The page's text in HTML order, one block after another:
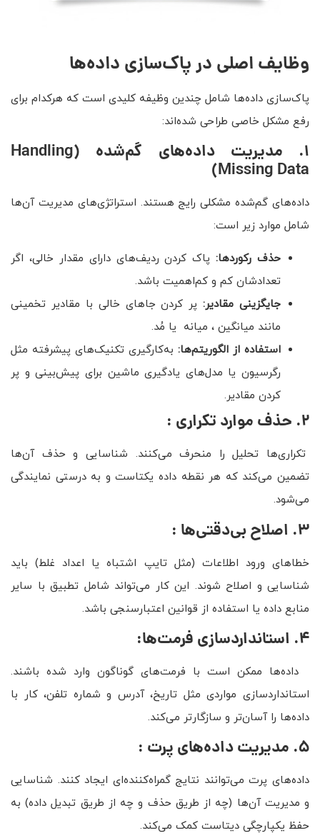
وظایف اصلی در پاک‌سازی داده‌ها
پاک‌سازی داده‌ها شامل چندین وظیفه کلیدی است که هرکدام برای
رفع مشکل خاصی طراحی شده‌اند:
۱. مدیریت داده‌های گم‌شده (Handling
Missing Data)
داده‌های گم‌شده مشکلی رایج هستند. استراتژی‌های مدیریت آن‌ها
شامل موارد زیر است:
حذف رکوردها:پاک کردن ردیف‌های دارای مقدار خالی، اگر
تعدادشان کم و کم‌اهمیت باشد.
جایگزینی مقادیر:پر کردن جاهای خالی با مقادیر تخمینی
مانند میانگین ، میانه یا مُد.
استفاده از الگوریتم‌ها: به‌کارگیری تکنیک‌های پیشرفته مثل
رگرسیون یا مدل‌های یادگیری ماشین برای پیش‌بینی و پر
کردن مقادیر.
۲. حذف موارد تکراری :
تکراری‌ها تحلیل را منحرف می‌کنند. شناسایی و حذف آن‌ها
تضمین می‌کند که هر نقطه داده یکتاست و به درستی نمایندگی
می‌شود.
۳. اصلاح بی‌دقتی‌ها :
خطاهای ورود اطلاعات (مثل تایپ اشتباه یا اعداد غلط) باید
شناسایی و اصلاح شوند. این کار می‌تواند شامل تطبیق با سایر
منابع داده یا استفاده از قوانین اعتبارسنجی باشد.
۴. استانداردسازی فرمت‌ها:
داده‌ها ممکن است با فرمت‌های گوناگون وارد شده باشند.
استانداردسازی مواردی مثل تاریخ، آدرس و شماره تلفن، کار با
داده‌ها را آسان‌تر و سازگارتر می‌کند.
۵. مدیریت داده‌های پرت :
داده‌های پرت می‌توانند نتایج گمراه‌کننده‌ای ایجاد کنند. شناسایی
و مدیریت آن‌ها (چه از طریق حذف و چه از طریق تبدیل داده) به
حفظ یکپارچگی دیتاست کمک می‌کند.